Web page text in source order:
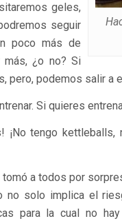
geles,
seguir
poco más de
más, ¿o no? Si
pero, podemos salir a
Si quieres
¡No tengo
a todos por
no solo implica el
para la cual no hay